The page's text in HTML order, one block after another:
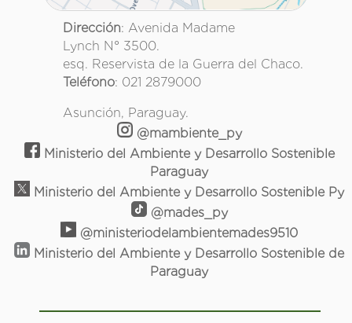
Dirección: Avenida Madame
Lynch N° 3500.
esq. Reservista de la Guerra del Chaco.
Teléfono: 021 2879000
Asunción, Paraguay.
@mambiente_py
Ministerio del Ambiente y Desarrollo Sostenible
Paraguay
Ministerio del Ambiente y Desarrollo Sostenible Py
@mades_py
@ministeriodelambientemades9510
Ministerio del Ambiente y Desarrollo Sostenible de
Paraguay